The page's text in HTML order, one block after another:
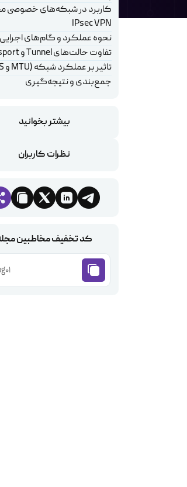
کاربرد در شبکه‌های خصوصی
IPsec VPN
نحوه عملکرد و گام‌های اجرایی IPsec
تفاوت حالت‌های Tunnel و Transport
تاثیر بر عملکرد شبکه (MTU و MSS)
جمع‌بندی و نتیجه‌گیری
بیشتر بخوانید
نظرات کاربران
کد تخفیف مخاطبین